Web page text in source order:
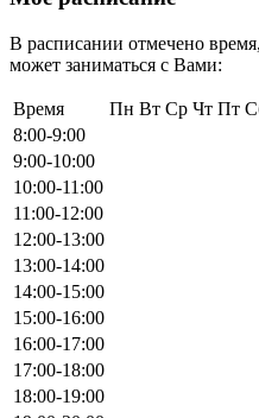
В расписании отмечено
может заниматься с Вами:
Время Пн Вт Ср Чт Пт
8:00-9:00
9:00-10:00
10:00-11:00
11:00-12:00
12:00-13:00
13:00-14:00
14:00-15:00
15:00-16:00
16:00-17:00
17:00-18:00
18:00-19:00